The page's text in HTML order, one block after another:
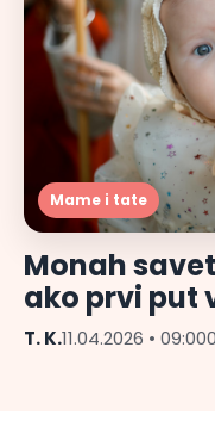
Mame i tate
Monah
ako prvi put
T. K.11.04.2026 • 09:00